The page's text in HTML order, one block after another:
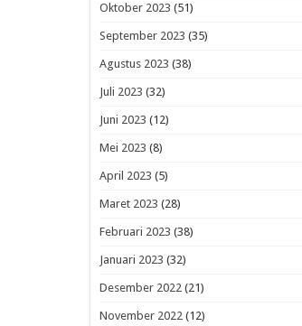
Oktober 2023 (51)
September 2023 (35)
Agustus 2023 (38)
Juli 2023 (32)
Juni 2023 (12)
Mei 2023 (8)
April 2023 (5)
Maret 2023 (28)
Februari 2023 (38)
Januari 2023 (32)
Desember 2022(21)
November 2022(12)